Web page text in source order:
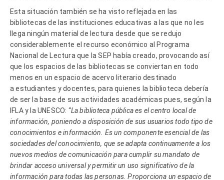
Esta situación también se ha visto reflejada en las
bibliotecas de las instituciones educativas a las que no les
llega ningún material de lectura desde que se redujo
considerablemente el recurso económico al Programa
Nacional de Lectura que la SEP había creado, provocando así
que los espacios de las bibliotecas se conviertan en todo
menos en un espacio de acervo literario destinado
a estudiantes y docentes, para quienes la biblioteca debería
de ser la base de sus actividades académicas pues, según la
IFLA y la UNESCO: “La biblioteca pública es el centro local de
información, poniendo a disposición de sus usuarios todo tipo de
conocimientos e información. Es un componente esencial de las
sociedades del conocimiento, que se adapta continuamente a los
nuevos medios de comunicación para cumplir su mandato de
brindar acceso universal y permitir un uso significativo de la
información para todas las personas. Proporciona un espacio de